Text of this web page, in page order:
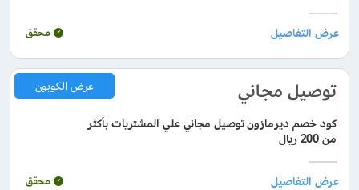
محقق
توصيل مجاني
كود خصم ديرمازون توصيل مجاني علي المشتريات بأكثر
من 200 ريال
عرض الكوبون
محقق